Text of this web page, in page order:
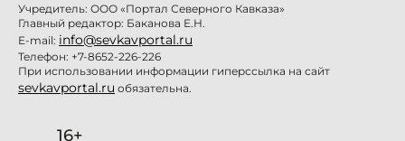
Учредитель: ООО «Портал Северного Кавказа»
Главный редактор: Баканова Е.Н.
E-mail: info@sevkavportal.ru
Телефон: +7-8652-226-226
При использовании информации гиперссылка на сайт
sevkavportal.ru обязательна.
16+